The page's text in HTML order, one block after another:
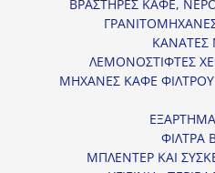
ΒΡΑΣΤΗΡΕΣ ΚΑΦΕ,
ΚΑΝΑΤΕΣ
ΛΕΜΟΝΟΣΤΙΦΤΕΣ
ΜΗΧΑΝΕΣ ΚΑΦΕ
ΦΙΛΤΡΑ
ΜΠΛΕΝΤΕΡ ΚΑΙ